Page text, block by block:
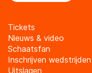
Tickets
Nieuws & video
Schaatsfan
Inschrijven wedstrijden
Uitslagen